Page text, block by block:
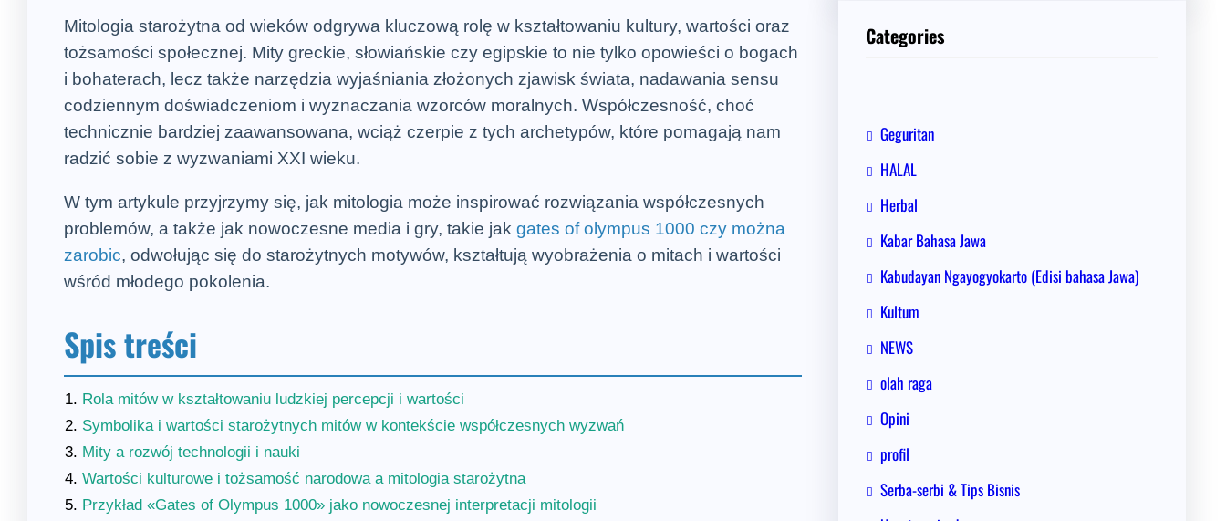
Mitologia starożytna od wieków odgrywa kluczową rolę w kształtowaniu kultury, wartości oraz
tożsamości społecznej. Mity greckie, słowiańskie czy egipskie to nie tylko opowieści o bogach
i bohaterach, lecz także narzędzia wyjaśniania złożonych zjawisk świata, nadawania sensu
codziennym doświadczeniom i wyznaczania wzorców moralnych. Współczesność, choć
technicznie bardziej zaawansowana, wciąż czerpie z tych archetypów, które pomagają nam
radzić sobie z wyzwaniami XXI wieku.
W tym artykule przyjrzymy się, jak mitologia może inspirować rozwiązania współczesnych
problemów, a także jak nowoczesne media i gry, takie jak gates of olympus 1000 czy można
zarobic, odwołując się do starożytnych motywów, kształtują wyobrażenia o mitach i wartości
wśród młodego pokolenia.
Spis treści
Rola mitów w kształtowaniu ludzkiej percepcji i wartości
Symbolika i wartości starożytnych mitów w kontekście współczesnych wyzwań
Mity a rozwój technologii i nauki
Wartości kulturowe i tożsamość narodowa a mitologia starożytna
Przykład «Gates of Olympus 1000» jako nowoczesnej interpretacji mitologii
Categories
Geguritan
HALAL
Herbal
Kabar Bahasa Jawa
Kabudayan Ngayogyokarto (Edisi bahasa Jawa)
Kultum
NEWS
olah raga
Opini
profil
Serba-serbi & Tips Bisnis